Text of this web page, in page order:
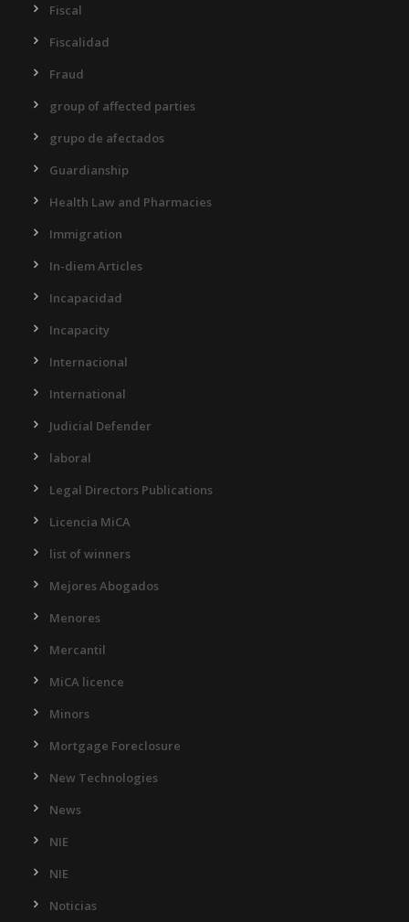
Fiscal
Fiscalidad
Fraud
group of affected parties
grupo de afectados
Guardianship
Health Law and Pharmacies
Immigration
In-diem Articles
Incapacidad
Incapacity
Internacional
International
Judicial Defender
laboral
Legal Directors Publications
Licencia MiCA
list of winners
Mejores Abogados
Menores
Mercantil
MiCA licence
Minors
Mortgage Foreclosure
New Technologies
News
NIE
NIE
Noticias